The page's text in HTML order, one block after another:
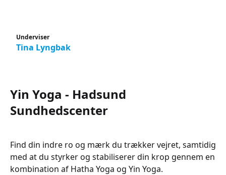
Underviser
Tina Lyngbak
Yin Yoga - Hadsund
Sundhedscenter
Find din indre ro og mærk du trækker vejret, samtidig
med at du styrker og stabiliserer din krop gennem en
kombination af Hatha Yoga og Yin Yoga.